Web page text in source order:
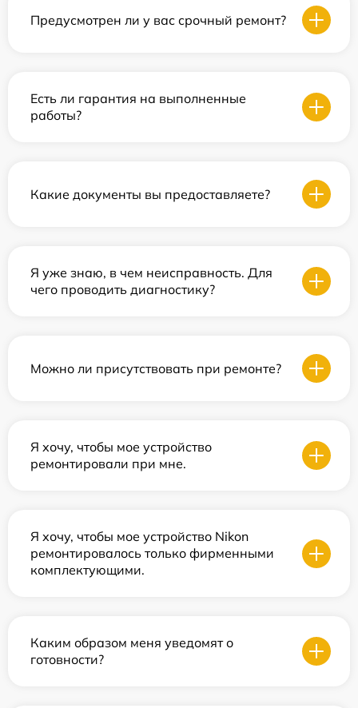
Предусмотрен ли у вас срочный ремонт?
Есть ли гарантия на выполненные
работы?
Какие документы вы предоставляете?
Я уже знаю, в чем неисправность. Для
чего проводить диагностику?
Можно ли присутствовать при ремонте?
Я хочу, чтобы мое устройство
ремонтировали при мне.
Я хочу, чтобы мое устройство Nikon
ремонтировалось только фирменными
комплектующими.
Каким образом меня уведомят о
готовности?